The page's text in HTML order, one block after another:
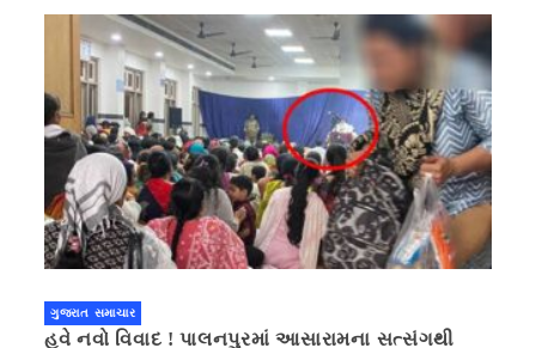
ગુજરાત સમાચાર
હવે નવો વિવાદ ! પાલનપુરમાં આસારામના સત્સંગથી